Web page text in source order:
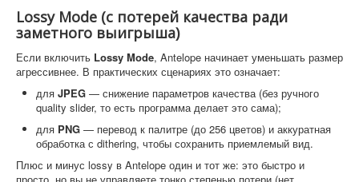
Lossy Mode (с потерей качества ради
заметного выигрыша)
Если включить Lossy Mode, Antelope начинает уменьшать размер
агрессивнее. В практических сценариях это означает:
для JPEG — снижение параметров качества (без ручного
quality slider, то есть программа делает это сама);
для PNG — перевод к палитре (до 256 цветов) и аккуратная
обработка с dithering, чтобы сохранить приемлемый вид.
Плюс и минус lossy в Antelope один и тот же: это быстро и